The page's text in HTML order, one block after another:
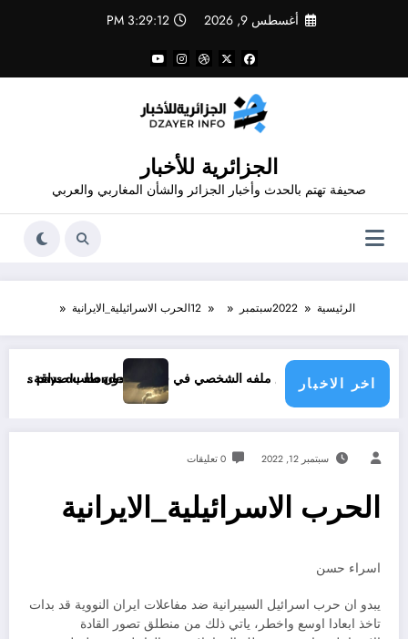
أغسطس 9, 2026 3:29:12 PM
الجزائرية للأخبار
صحيفة تهتم بالحدث وأخبار الجزائر والشأن المغاربي والعربي
الرئيسية 2022سبتمبر 12الحرب الاسرائيلية_الايرانية
اخر الاخبار
في فيسبوك دون طلب صداقة .. الاطلاع على محتوى صفحة شخص اغلق ملفه الشخصي في فيسبوك دون طلب صداقة
menace les pays du monde
سبتمبر 12, 2022 0 تعليقات
الحرب الاسرائيلية_الايرانية
اسراء حسن
يبدو ان حرب اسرائيل السيبرانية ضد مفاعلات ايران النووية قد بدات
تاخذ ابعادا اوسع واخطر، ياتي ذلك من منطلق تصور القادة